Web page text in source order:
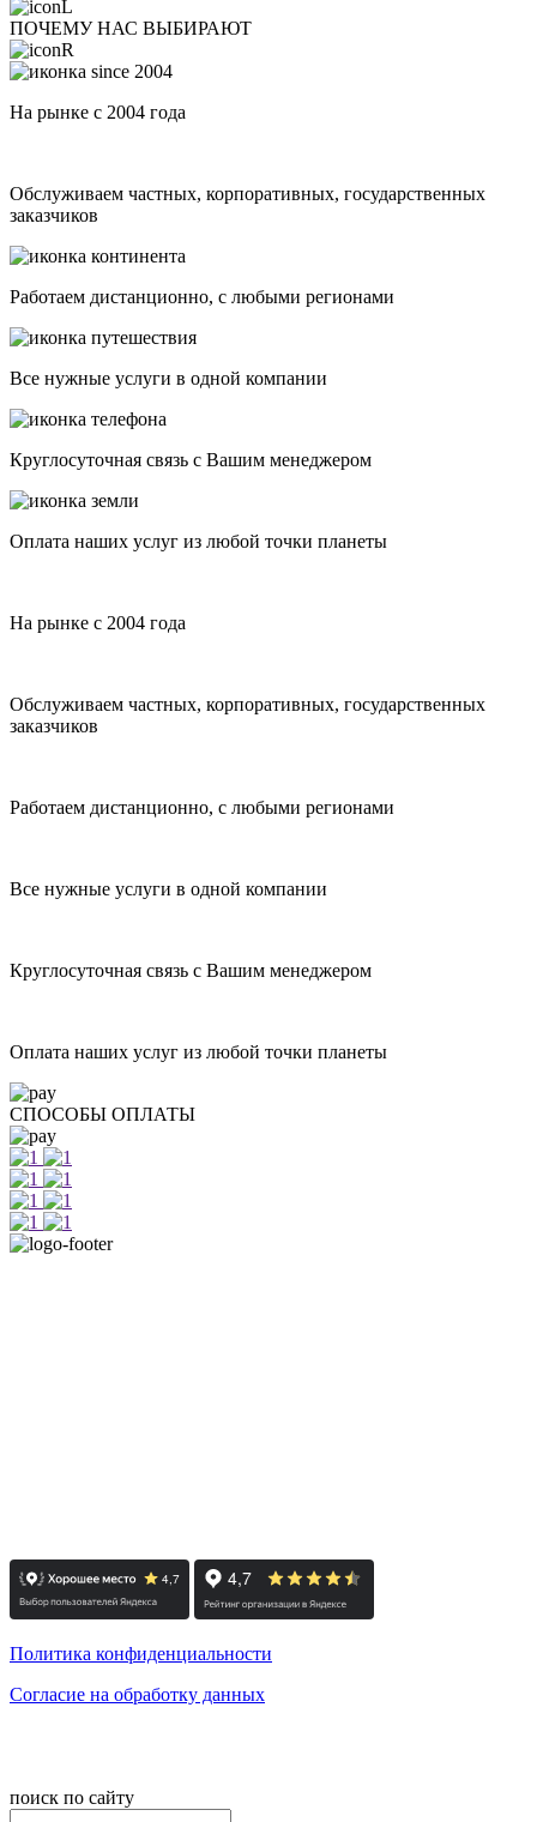
ПОЧЕМУ НАС ВЫБИРАЮТ
На рынке с 2004 года
Обслуживаем частных, корпоративных, государственных
заказчиков
Работаем дистанционно, с любыми регионами
Все нужные услуги в одной компании
Круглосуточная связь с Вашим менеджером
Оплата наших услуг из любой точки планеты
На рынке с 2004 года
Обслуживаем частных, корпоративных, государственных
заказчиков
Работаем дистанционно, с любыми регионами
Все нужные услуги в одной компании
Круглосуточная связь с Вашим менеджером
Оплата наших услуг из любой точки планеты
СПОСОБЫ ОПЛАТЫ
Политика конфиденциальности
Согласие на обработку данных
поиск по сайту